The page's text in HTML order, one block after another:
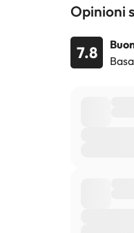
Opinioni
7.8